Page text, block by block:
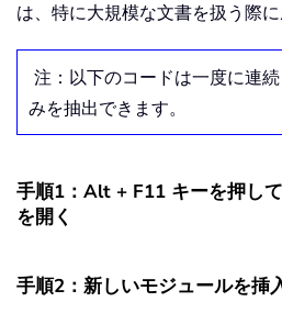
は、特に大規模な文書を扱う際に
注：以下のコードは一度に連
みを抽出できます。
手順1：Alt + F11 キーを押し
を開く
手順2：新しいモジュールを挿